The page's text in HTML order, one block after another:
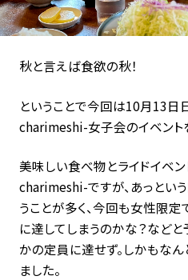
秋と言えば食欲の秋！
ということで今回は10月13日
charimeshi-女子会のイベント
美味しい食べ物とライドイベ
charimeshi-ですが、あっとい
うことが多く、今回も女性限
に達してしまうのかな？など
かの定員に達せず。しかもな
ました。